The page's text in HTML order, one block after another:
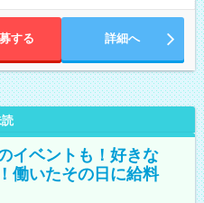
する 詳細へ
イベントも！好きな
働いたその日に給料